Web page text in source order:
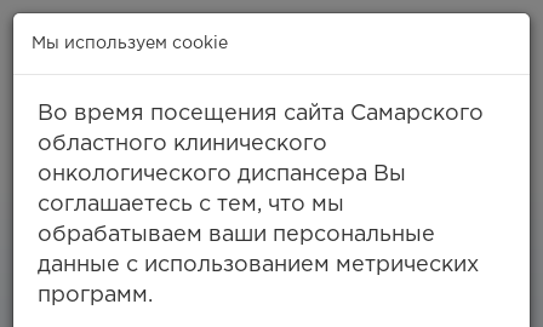
Самара, ул. Солнечная, 50
(тел. единый call-центр),
994-03-99факс
info@samaraonko.ru
Мы используем cookie
Во время посещения сайта Самарского
областного клинического
онкологического диспансера Вы
соглашаетесь с тем, что мы
обрабатываем ваши персональные
данные с использованием метрических
программ.